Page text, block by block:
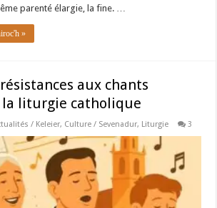
parenté élargie, la fine. …
»
aux chants
la liturgie catholique
/ Keleier, Culture / Sevenadur, Liturgie 3